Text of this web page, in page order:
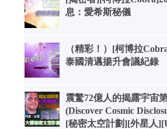
息：愛希斯秘儀
（精彩！）[柯博拉
泰國清邁揚升會議紀錄
震驚72億人的揭露宇宙
(Discover Cosmic
[秘密太空計劃][外星人